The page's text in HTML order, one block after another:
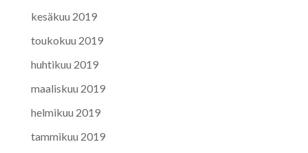
kesäkuu 2019
toukokuu 2019
huhtikuu 2019
maaliskuu 2019
helmikuu 2019
tammikuu 2019